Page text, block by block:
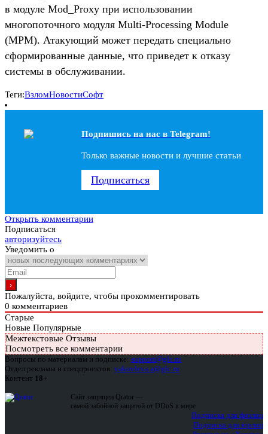
в модуле Mod_Proxy при использовании
многопоточного модуля Multi-Processing Module
(MPM). Атакующий может передать специально
сформированные данные, что приведет к отказу
системы в обслуживании.
Теги:ВзломНовостиСофт
Подпишись на наc в Telegram!
Только важные новости и лучшие статьи
Подписаться
Открыть комментарии
Подписаться
авторизуйтесь
Уведомить о
Пожалуйста, войдите, чтобы прокомментировать
0 комментариев
Старые
Новые Популярные
Межтекстовые Отзывы
Посмотреть все комментарии
Вопросы по материалам и подписке: support@glc.ru
Отдел рекламы и спецпроектов: yakovleva.a@glc.ru
Контент 18+
Сайт защищен Qrator —
самой забойной защитой от DDoS в мире
Подписка для физлиц
Подписка для юрлиц